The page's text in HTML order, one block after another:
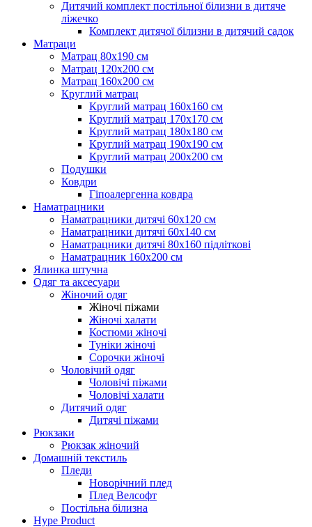
Дитячий комплект постільної білизни в дитяче
ліжечко
Комплект дитячої білизни в дитячий садок
Матраци
Матрац 80х190 см
Матрац 120х200 см
Матрац 160х200 см
Круглий матрац
Круглий матрац 160х160 см
Круглий матрац 170х170 см
Круглий матрац 180х180 см
Круглий матрац 190х190 см
Круглий матрац 200х200 см
Подушки
Ковдри
Гіпоалергенна ковдра
Наматрацники
Наматрацники дитячі 60х120 см
Наматрацники дитячі 60х140 см
Наматрацники дитячі 80х160 підліткові
Наматрацник 160х200 см
Ялинка штучна
Одяг та аксесуари
Жіночий одяг
Жіночі піжами
Жіночі халати
Костюми жіночі
Туніки жіночі
Сорочки жіночі
Чоловічий одяг
Чоловічі піжами
Чоловічі халати
Дитячий одяг
Дитячі піжами
Рюкзаки
Рюкзак жіночий
Домашній текстиль
Пледи
Новорічний плед
Плед Велсофт
Постільна білизна
Hype Product